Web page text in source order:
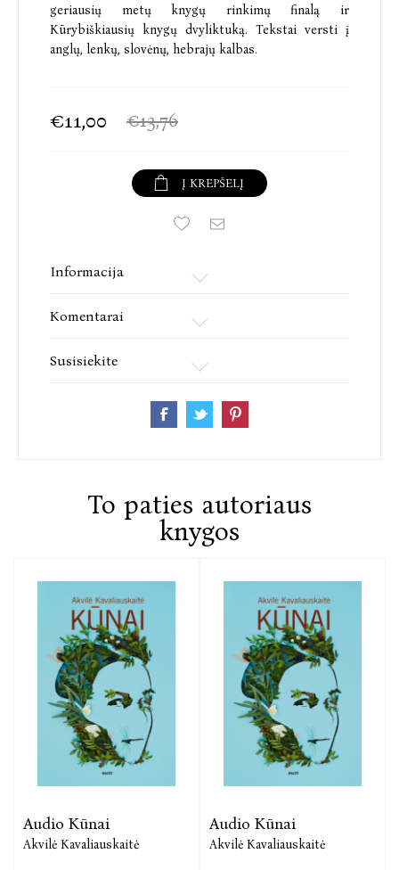
geriausių metų knygų rinkimų finalą ir
Kūrybiškiausių knygų dvyliktuką. Tekstai versti į
anglų, lenkų, slovėnų, hebrajų kalbas.
€11,00 €13,76
Į KREPŠELĮ
Informacija
Komentarai
Susisiekite
To paties autoriaus
knygos
Audio Kūnai
Akvilė Kavaliauskaitė
Audio Kūnai
Akvilė Kavaliauskaitė